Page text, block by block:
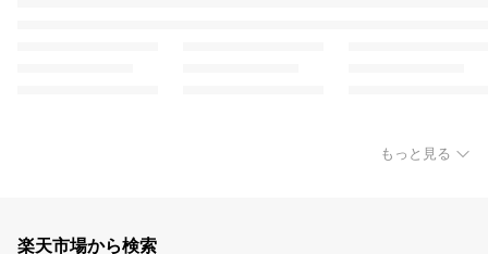
もっと見る
楽天市場から検索